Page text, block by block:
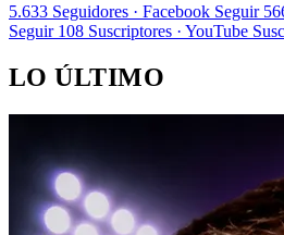
5.633 Seguidores · Facebook Seguir
Seguir 108 Suscriptores · YouTube
LO ÚLTIMO